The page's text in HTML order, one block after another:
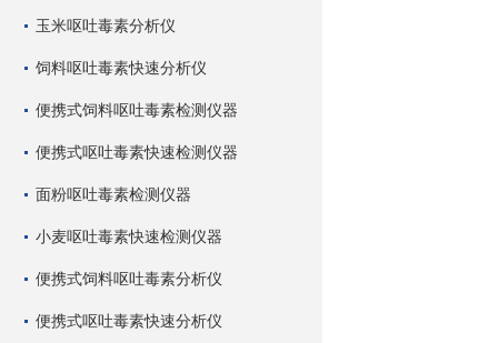
玉米呕吐毒素分析仪
饲料呕吐毒素快速分析仪
便携式饲料呕吐毒素检测仪器
便携式呕吐毒素快速检测仪器
面粉呕吐毒素检测仪器
小麦呕吐毒素快速检测仪器
便携式饲料呕吐毒素分析仪
便携式呕吐毒素快速分析仪